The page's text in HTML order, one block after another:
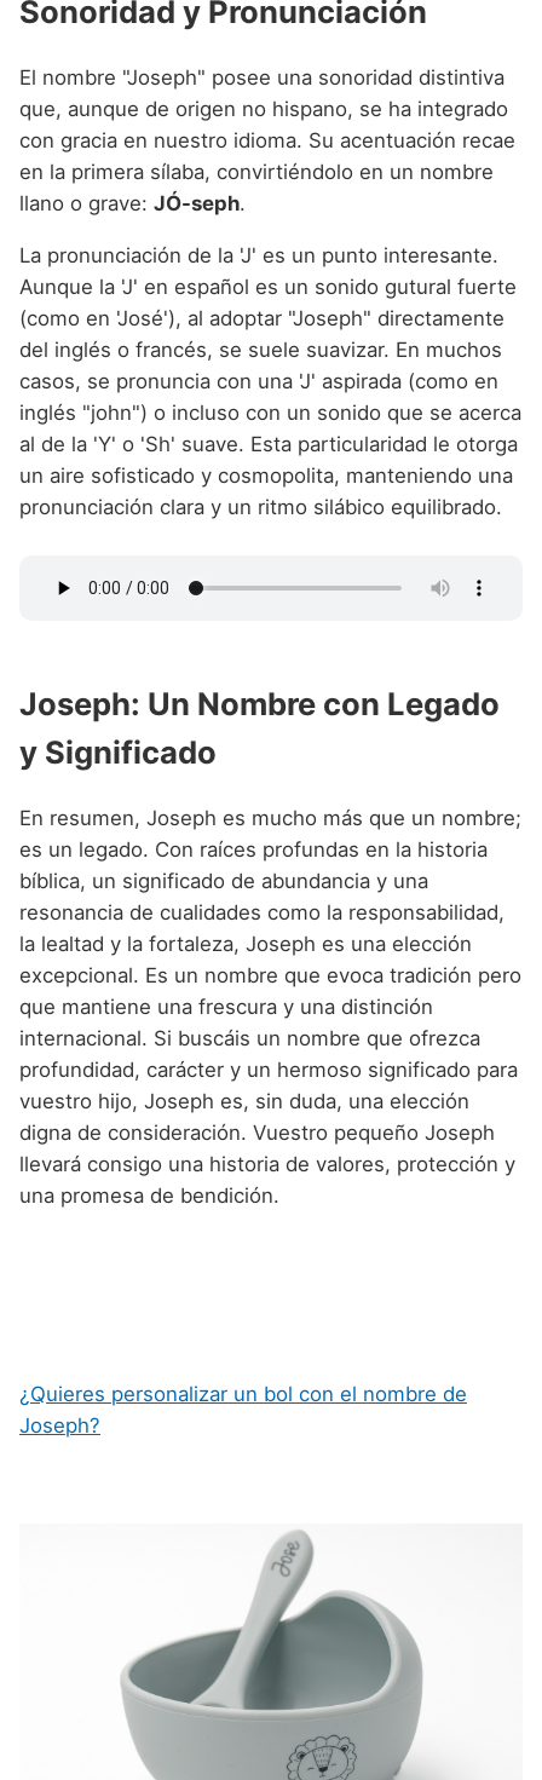
Sonoridad y Pronunciación
El nombre "Joseph" posee una sonoridad distintiva
que, aunque de origen no hispano, se ha integrado
con gracia en nuestro idioma. Su acentuación recae
en la primera sílaba, convirtiéndolo en un nombre
llano o grave: JÓ-seph.
La pronunciación de la 'J' es un punto interesante.
Aunque la 'J' en español es un sonido gutural fuerte
(como en 'José'), al adoptar "Joseph" directamente
del inglés o francés, se suele suavizar. En muchos
casos, se pronuncia con una 'J' aspirada (como en
inglés "john") o incluso con un sonido que se acerca
al de la 'Y' o 'Sh' suave. Esta particularidad le otorga
un aire sofisticado y cosmopolita, manteniendo una
pronunciación clara y un ritmo silábico equilibrado.
Joseph: Un Nombre con Legado
y Significado
En resumen, Joseph es mucho más que un nombre;
es un legado. Con raíces profundas en la historia
bíblica, un significado de abundancia y una
resonancia de cualidades como la responsabilidad,
la lealtad y la fortaleza, Joseph es una elección
excepcional. Es un nombre que evoca tradición pero
que mantiene una frescura y una distinción
internacional. Si buscáis un nombre que ofrezca
profundidad, carácter y un hermoso significado para
vuestro hijo, Joseph es, sin duda, una elección
digna de consideración. Vuestro pequeño Joseph
llevará consigo una historia de valores, protección y
una promesa de bendición.
¿Quieres personalizar un bol con el nombre de
Joseph?